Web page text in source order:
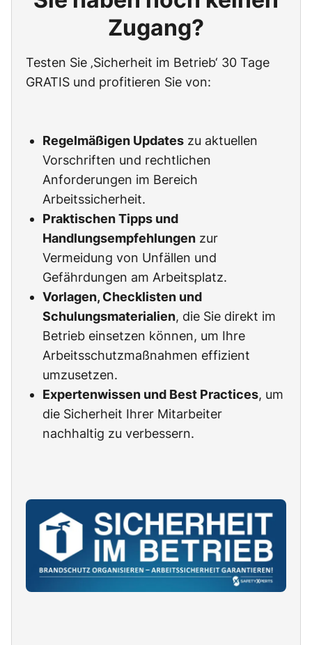
Zugang?
Testen Sie ‚Sicherheit im Betrieb‘ 30 Tage
GRATIS und profitieren Sie von:
Regelmäßigen Updates zu aktuellen
Vorschriften und rechtlichen
Anforderungen im Bereich
Arbeitssicherheit.
Praktischen Tipps und
Handlungsempfehlungen zur
Vermeidung von Unfällen und
Gefährdungen am Arbeitsplatz.
Vorlagen, Checklisten und
Schulungsmaterialien, die Sie direkt im
Betrieb einsetzen können, um Ihre
Arbeitsschutzmaßnahmen effizient
umzusetzen.
Expertenwissen und Best Practices, um
die Sicherheit Ihrer Mitarbeiter
nachhaltig zu verbessern.